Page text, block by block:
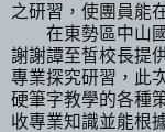
之研習，使團員能
在東勢區中山國
謝謝譚至皙校長提
專業探究研習，此
硬筆字教學的各種
收專業知識並能根